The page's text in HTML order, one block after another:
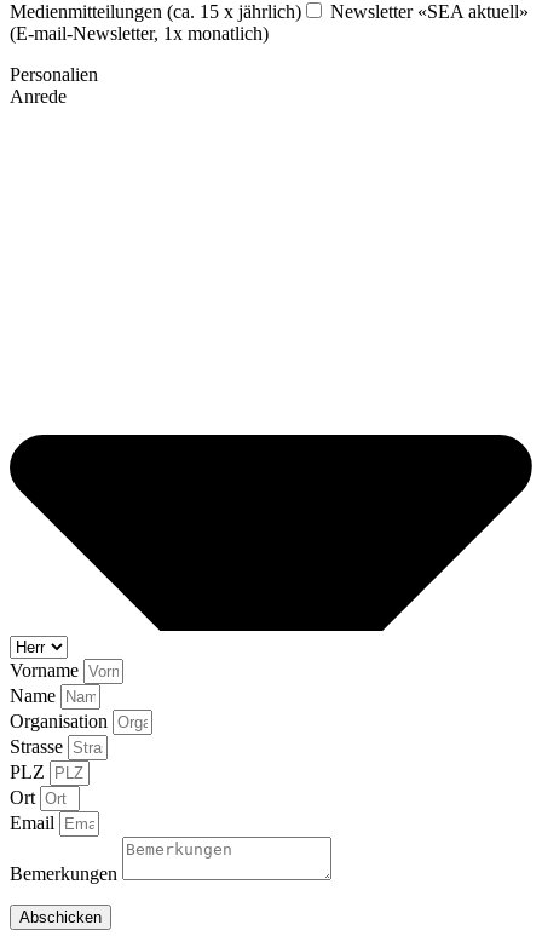
Medienmitteilungen (ca. 15 x jährlich)
Newsletter «SEA aktuell»
(E-mail-Newsletter, 1x monatlich)
Personalien
Anrede
Vorname
Name
Organisation
Strasse
PLZ
Ort
Email
Bemerkungen
Abschicken